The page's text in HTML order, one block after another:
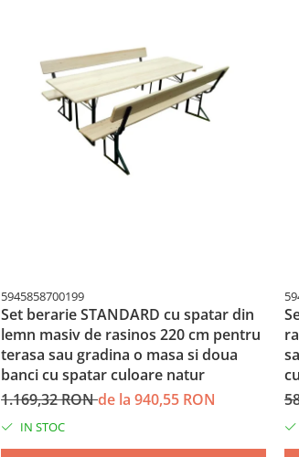
5945858700199
Set berarie STANDARD cu spatar din
lemn masiv de rasinos 220 cm pentru
terasa sau gradina o masa si doua
banci cu spatar culoare natur
1.169,32 RONde la 940,55 RON
IN STOC